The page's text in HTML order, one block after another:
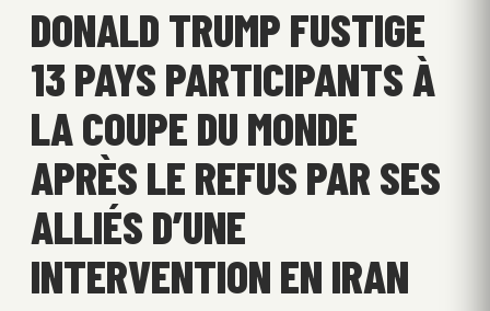
DONALD TRUMP FUSTIGE
13 PAYS PARTICIPANTS À
LA COUPE DU MONDE
APRÈS LE REFUS PAR SES
ALLIÉS D’UNE
INTERVENTION EN IRAN